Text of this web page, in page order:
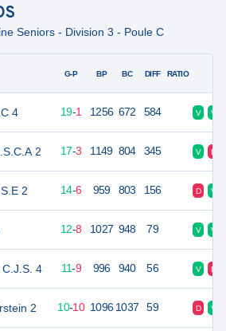
Seniors - Division 3 - Poule C
4
2
2
4
2
G-P BP BC DIFF RATIO
39 19-1 1256 672 584 V V
37 20 17-3 1149 804 345 V D
34 14-6 959 803 156 D V
12-8 1027 948 79 V V
31 20 11-9 996 940 56 V D
30 20 10-10 1096 1037 59 D V